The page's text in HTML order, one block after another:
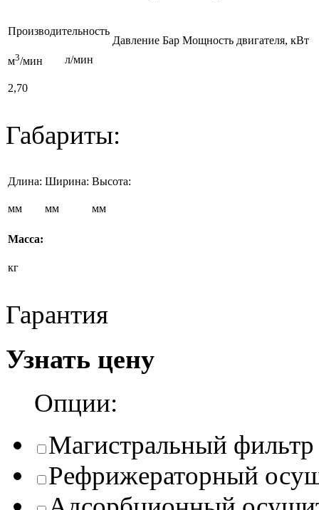
Производительность
Давление Бар Мощность двигателя, кВт
м3/мин л/мин
2,70
Габариты:
Длина: Ширина: Высота:
мм мм мм
Масса:
кг
Гарантия
Узнать цену
Опции:
Магистральный фильтр
Рефрижераторный